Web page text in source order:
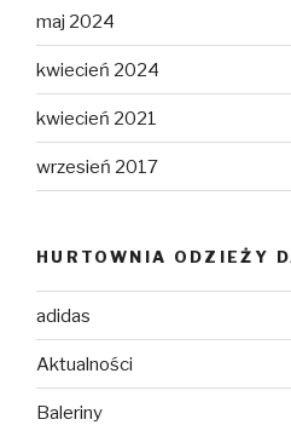
maj 2024
kwiecień 2024
kwiecień 2021
wrzesień 2017
HURTOWNIA ODZIEŻY
adidas
Aktualności
Baleriny